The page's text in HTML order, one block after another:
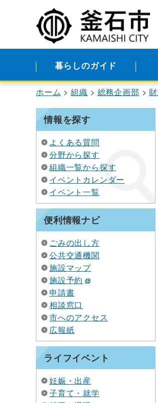
暮らしのガイド
ホーム 組織 総務企画部
情報を探す
よくある質問
分野から探す
組織一覧から探す
イベントカレンダー
イベント一覧
便利情報ナビ
ごみの出し方
公共交通機関
施設マップ
施設予約
申請書
相談窓口
市へのアクセス
広報紙
ライフイベント
妊娠・出産
子育て・就学